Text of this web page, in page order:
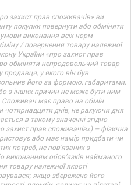
захист прав споживачів» ви
покупки повернути або обміняти
виконання всіх норм
/ повернення товару належної
України «про захист прав
обміняти непродовольчий товар
продавця, у якого він був
його за формою, габаритами,
з інших причин не може бути ним
має право на обмін
чотирнадцяти днів, не рахуючи дня
в такому значенні згідно
захист прав споживачів») – фізична
або має намір придбати чи
потреб, не пов’язаних з
виконанням обов’язків найманого
товару належної якості
якщо збережено його